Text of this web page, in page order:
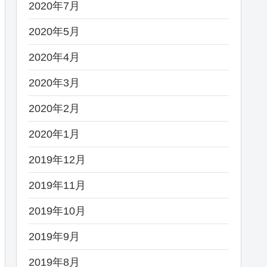
2020年7月
2020年5月
2020年4月
2020年3月
2020年2月
2020年1月
2019年12月
2019年11月
2019年10月
2019年9月
2019年8月